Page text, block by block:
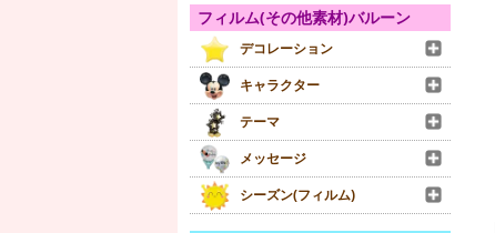
フィルム(その他素材)バルーン
デコレーション
キャラクター
テーマ
メッセージ
シーズン(フィルム)